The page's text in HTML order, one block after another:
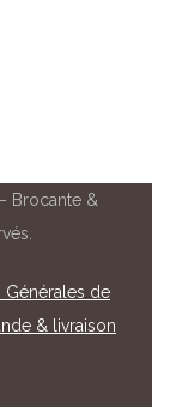
Brocante &
Générales de
& livraison